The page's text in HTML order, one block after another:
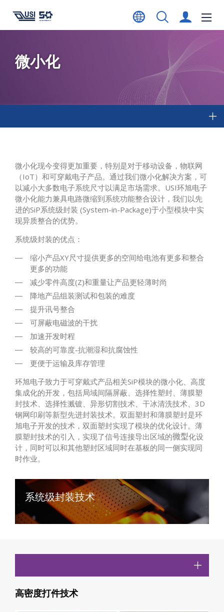
微小化
微小化现今变得更加重要，特别是对于移动设备，物联网
（IoT）和可穿戴电子产品。通过我们微小化解决方案，可
以减小大多数电子系统尺寸以满足市场需求。USI环旭电子
微小化能力兼具电路微缩到系统功能整合设计，我们以先
进的SiP系统级封装 (System-in-Package)于小型模块中实
现异质整合的优势。
系统级封装的优点：
缩小产品XY尺寸提供更多的空间给电池有更多和整合
更多的功能
减少零件高度(Z)和重量让产品更轻薄时尚
降地产品组装测试和包装的难度
提升讯号整合
可屏蔽电磁波的干扰
加速开发时程
较高的可靠度-抗潮湿和抗腐蚀性
更便于运输及库存管理
环旭电子致力于可穿戴式产品相关SiP模块的微小化、高度
集成化的开发，包括局域间隔屏蔽、选择性塑封、薄膜塑
封技术、选择性溅镀、异形切割技术、干冰清洗技术、3D
钢网印刷等新型先进封装技术。双面塑封和薄膜塑封是环
旭电子开发的技术，双面塑封实现了模块的优化设计。薄
膜塑封技术的引入，实现了信号连接导出区域的微型化设
计，同时可以和其他塑封区域同时在基板的同一侧实现同
时作业。
系统级封装技术
高密度打件技术